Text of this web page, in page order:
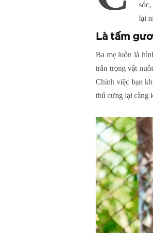
lại
Là tấm
Ba mẹ luôn là
trân trọng vật
Chính việc bạn
thú cưng lại càng